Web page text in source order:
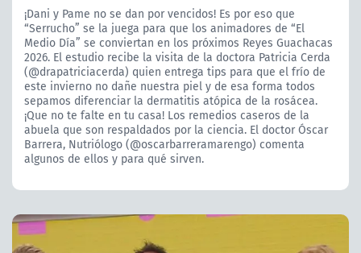
¡Dani y Pame no se dan por vencidos! Es por eso que
“Serrucho” se la juega para que los animadores de “El
Medio Día” se conviertan en los próximos Reyes Guachacas
2026. El estudio recibe la visita de la doctora Patricia Cerda
(@drapatriciacerda) quien entrega tips para que el frío de
este invierno no dañe nuestra piel y de esa forma todos
sepamos diferenciar la dermatitis atópica de la rosácea.
¡Que no te falte en tu casa! Los remedios caseros de la
abuela que son respaldados por la ciencia. El doctor Óscar
Barrera, Nutriólogo (@oscarbarreramarengo) comenta
algunos de ellos y para qué sirven.